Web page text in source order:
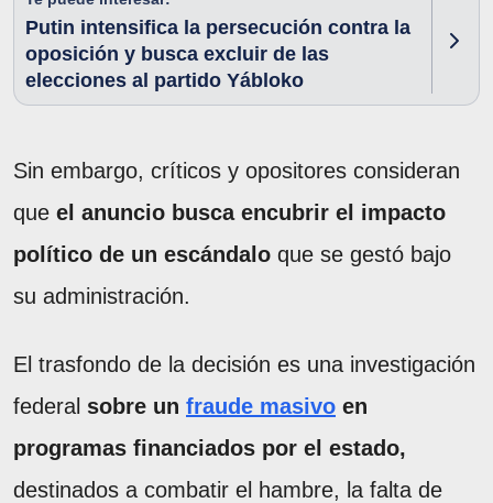
Putin intensifica la persecución contra la
oposición y busca excluir de las
elecciones al partido Yábloko
Sin embargo, críticos y opositores consideran
que el anuncio busca encubrir el impacto
político de un escándalo que se gestó bajo
su administración.
El trasfondo de la decisión es una investigación
federal sobre un fraude masivo en
programas financiados por el estado,
destinados a combatir el hambre, la falta de